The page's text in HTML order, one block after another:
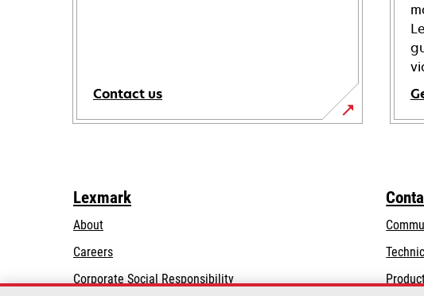
Contact us
tab
Lexmark
About
Careers
Corporate Social Responsibilityopens